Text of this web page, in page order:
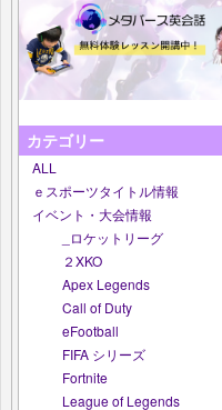
カテゴリー
ALL
ｅスポーツタイトル情報
イベント・大会情報
_ロケットリーグ
２XKO
Apex Legends
Call of Duty
eFootball
FIFA シリーズ
Fortnite
League of Legends